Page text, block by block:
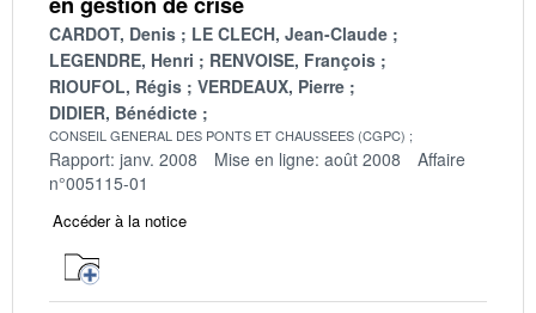
CARDOT, Denis
LE CLECH, Jean-Claude
LEGENDRE, Henri
RENVOISE, François
RIOUFOL, Régis
VERDEAUX, Pierre
DIDIER, Bénédicte
CONSEIL GENERAL DES PONTS ET CHAUSSEES (CGPC)
Rapport: janv. 2008 Mise en ligne: août 2008
Affaire
n°005115-01
Accéder à la notice